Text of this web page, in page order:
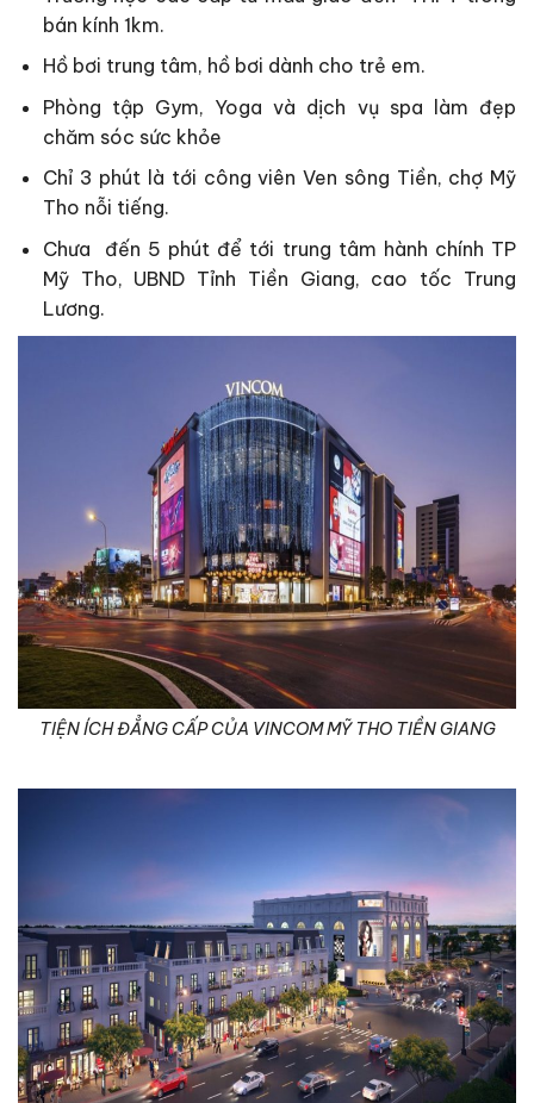
bán kính 1km.
Hồ bơi trung tâm, hồ bơi dành cho trẻ em.
Phòng tập Gym, Yoga và dịch vụ spa làm đẹp
chăm sóc sức khỏe
Chỉ 3 phút là tới công viên Ven sông Tiền, chợ Mỹ
Tho nỗi tiếng.
Chưa đến 5 phút để tới trung tâm hành chính TP
Mỹ Tho, UBND Tỉnh Tiền Giang, cao tốc Trung
Lương.
TIỆN ÍCH ĐẲNG CẤP CỦA VINCOM MỸ THO TIỀN GIANG